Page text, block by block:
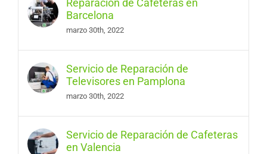
Reparación de Cafeteras en
Barcelona
marzo 30th, 2022
Servicio de Reparación de
Televisores en Pamplona
marzo 30th, 2022
Servicio de Reparación de Cafeteras
en Valencia